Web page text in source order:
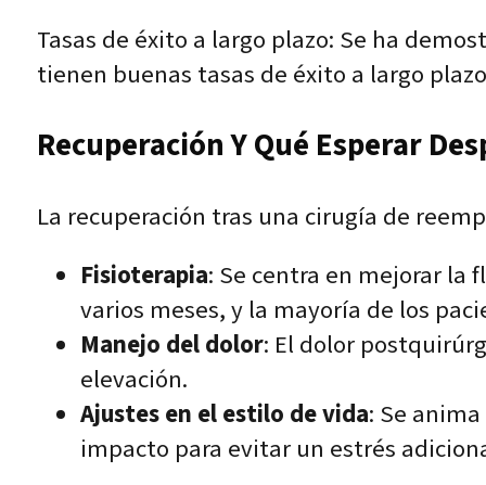
Tasas de éxito a largo plazo: Se ha
tienen buenas tasas de éxito a largo
Recuperación Y Qué Esperar
La recuperación tras una cirugía de
Fisioterapia: Se centra en mejorar la
varios meses, y la mayoría de los
Manejo del dolor: El dolor
elevación.
Ajustes en el estilo de vida: Se
impacto para evitar un estrés